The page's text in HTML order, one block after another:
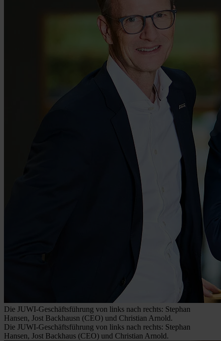
Die JUWI-Geschäftsführung von links nach rechts: Stephan
Hansen, Jost Backhausn (CEO) und Christian Arnold.
Die JUWI-Geschäftsführung von links nach rechts: Stephan
Hansen, Jost Backhaus (CEO) und Christian Arnold.